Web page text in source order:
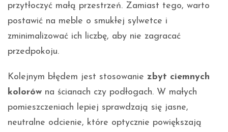
przytłoczyć małą przestrzeń. Zamiast tego, warto
postawić na meble o smukłej sylwetce i
zminimalizować ich liczbę, aby nie zagracać
przedpokoju.
Kolejnym błędem jest stosowanie zbyt ciemnych
kolorów na ścianach czy podłogach. W małych
pomieszczeniach lepiej sprawdzają się jasne,
neutralne odcienie, które optycznie powiększają